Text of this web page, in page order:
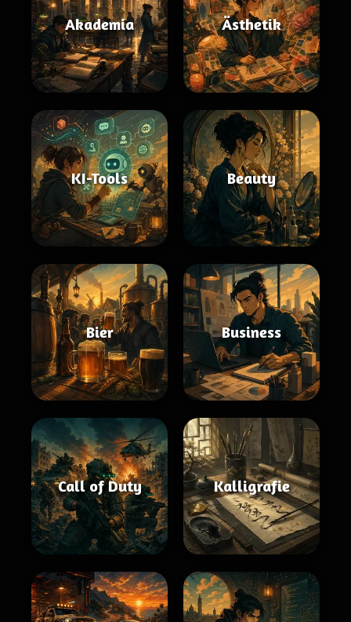
Akademia Ästhetik
KI-Tools Beauty
Bier Business
Call of Duty Kalligrafie